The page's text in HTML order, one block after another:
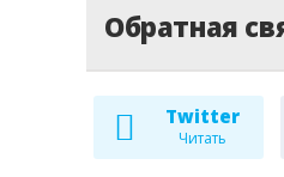
Обратная
Twitter
Читать